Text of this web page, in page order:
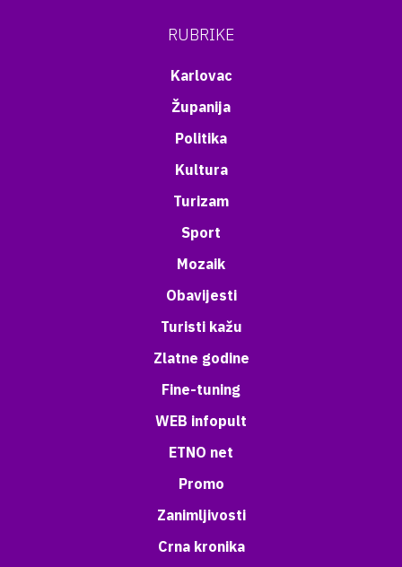
RUBRIKE
Karlovac
Županija
Politika
Kultura
Turizam
Sport
Mozaik
Obavijesti
Turisti kažu
Zlatne godine
Fine-tuning
WEB infopult
ETNO net
Promo
Zanimljivosti
Crna kronika